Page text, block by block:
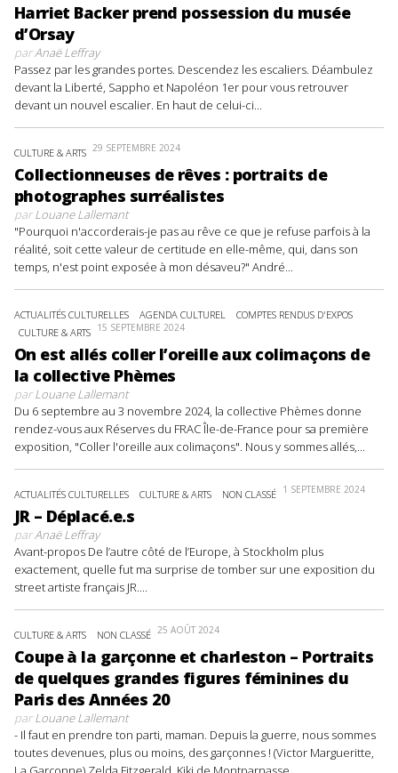
Harriet Backer prend possession du musée
d’Orsay
parAnaë Leffray
Passez par les grandes portes. Descendez les escaliers. Déambulez
devant la Liberté, Sappho et Napoléon 1er pour vous retrouver
devant un nouvel escalier. En haut de celui-ci...
CULTURE & ARTS 29 SEPTEMBRE 2024
Collectionneuses de rêves : portraits de
photographes surréalistes
parLouane Lallemant
"Pourquoi n'accorderais-je pas au rêve ce que je refuse parfois à la
réalité, soit cette valeur de certitude en elle-même, qui, dans son
temps, n'est point exposée à mon désaveu?" André...
ACTUALITÉS CULTURELLES AGENDA CULTUREL
COMPTES RENDUS D'EXPOS
CULTURE & ARTS 15 SEPTEMBRE 2024
On est allés coller l’oreille aux colimaçons de
la collective Phèmes
parLouane Lallemant
Du 6 septembre au 3 novembre 2024, la collective Phèmes donne
rendez-vous aux Réserves du FRAC Île-de-France pour sa première
exposition, "Coller l'oreille aux colimaçons". Nous y sommes allés,...
ACTUALITÉS CULTURELLES CULTURE & ARTS NON CLASSÉ 1 SEPTEMBRE 2024
JR – Déplacé.e.s
parAnaë Leffray
Avant-propos De l’autre côté de l’Europe, à Stockholm plus
exactement, quelle fut ma surprise de tomber sur une exposition du
street artiste français JR....
CULTURE & ARTS NON CLASSÉ 25 AOÛT 2024
Coupe à la garçonne et charleston – Portraits
de quelques grandes figures féminines du
Paris des Années 20
parLouane Lallemant
- Il faut en prendre ton parti, maman. Depuis la guerre, nous sommes
toutes devenues, plus ou moins, des garçonnes ! (Victor Margueritte,